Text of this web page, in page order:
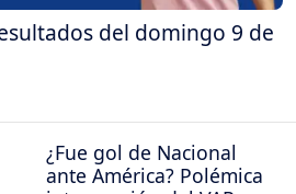
del domingo 9 de
¿Fue gol de Nacional
ante América? Polémica